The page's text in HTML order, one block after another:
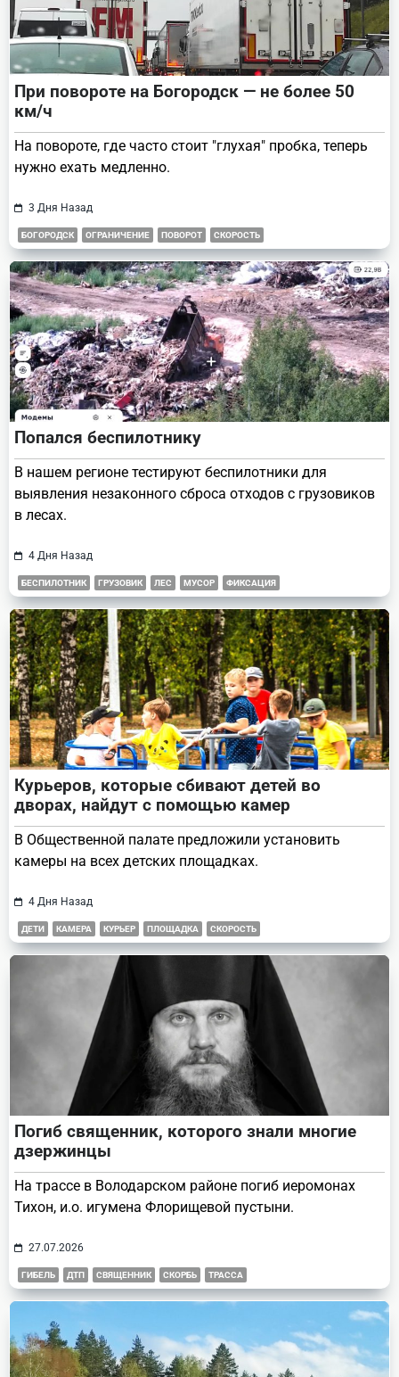
При повороте на Богородск — не более 50
км/ч
На повороте, где часто стоит "глухая" пробка, теперь
нужно ехать медленно.
3 Дня Назад
БОГОРОДСК ОГРАНИЧЕНИЕ ПОВОРОТ СКОРОСТЬ
Попался беспилотнику
В нашем регионе тестируют беспилотники для
выявления незаконного сброса отходов с грузовиков
в лесах.
4 Дня Назад
БЕСПИЛОТНИК ГРУЗОВИК ЛЕС МУСОР ФИКСАЦИЯ
Курьеров, которые сбивают детей во
дворах, найдут с помощью камер
В Общественной палате предложили установить
камеры на всех детских площадках.
4 Дня Назад
ДЕТИ КАМЕРА КУРЬЕР ПЛОЩАДКА СКОРОСТЬ
Погиб священник, которого знали многие
дзержинцы
На трассе в Володарском районе погиб иеромонах
Тихон, и.о. игумена Флорищевой пустыни.
27.07.2026
ГИБЕЛЬ ДТП СВЯЩЕННИК СКОРБЬ ТРАССА